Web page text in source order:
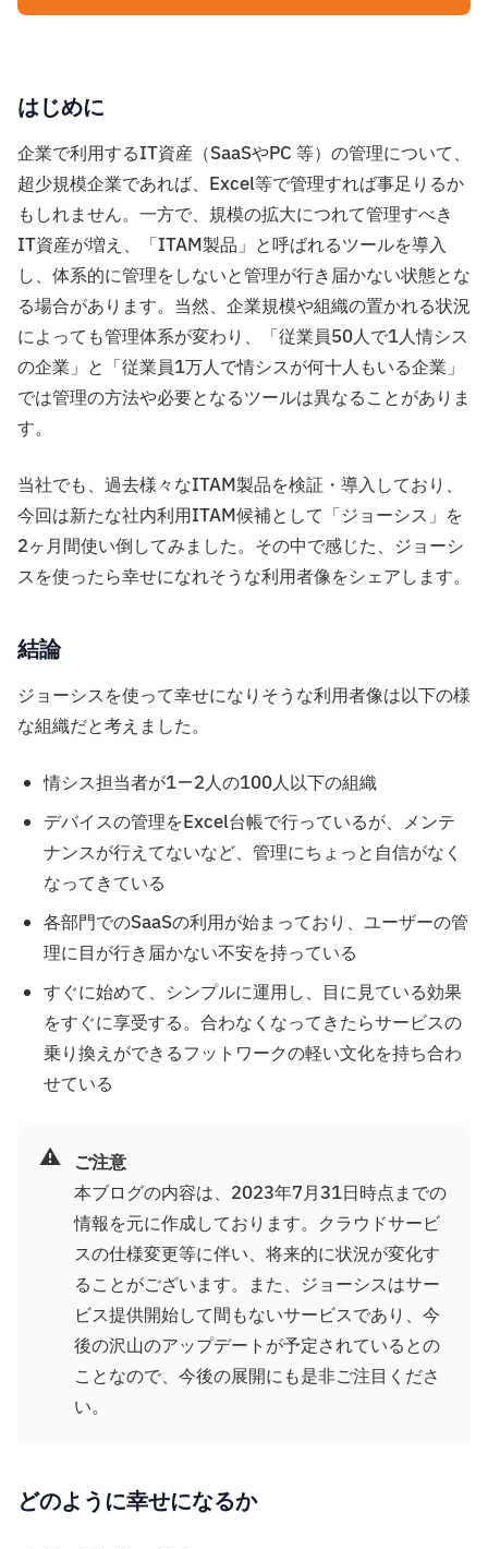
はじめに
企業で利用するIT資産（SaaSやPC 等）の管理について、
超少規模企業であれば、Excel等で管理すれば事足りるか
もしれません。一方で、規模の拡大につれて管理すべき
IT資産が増え、「ITAM製品」と呼ばれるツールを導入
し、体系的に管理をしないと管理が行き届かない状態とな
る場合があります。当然、企業規模や組織の置かれる状況
によっても管理体系が変わり、「従業員50人で1人情シス
の企業」と「従業員1万人で情シスが何十人もいる企業」
では管理の方法や必要となるツールは異なることがありま
す。
当社でも、過去様々なITAM製品を検証・導入しており、
今回は新たな社内利用ITAM候補として「ジョーシス」を
2ヶ月間使い倒してみました。その中で感じた、ジョーシ
スを使ったら幸せになれそうな利用者像をシェアします。
結論
ジョーシスを使って幸せになりそうな利用者像は以下の様
な組織だと考えました。
情シス担当者が1−2人の100人以下の組織
デバイスの管理をExcel台帳で行っているが、メンテ
ナンスが行えてないなど、管理にちょっと自信がなく
なってきている
各部門でのSaaSの利用が始まっており、ユーザーの管
理に目が行き届かない不安を持っている
すぐに始めて、シンプルに運用し、目に見ている効果
をすぐに享受する。合わなくなってきたらサービスの
乗り換えができるフットワークの軽い文化を持ち合わ
せている
⚠️ ご注意
本ブログの内容は、2023年7月31日時点までの
情報を元に作成しております。クラウドサービ
スの仕様変更等に伴い、将来的に状況が変化す
ることがございます。また、ジョーシスはサー
ビス提供開始して間もないサービスであり、今
後の沢山のアップデートが予定されているとの
ことなので、今後の展開にも是非ご注目くださ
い。
どのように幸せになるか